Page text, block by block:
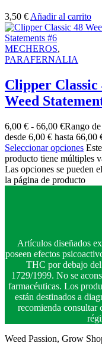
3,50 € Añadir al carrito
MECHEROS,
PARAFERNALIA
Clipper Classic
Weed
6,00 € - 66,00 €Rango
desde 6,00 € hasta 66,00
Seleccionar opciones Este
producto tiene múltiples
Las opciones se pueden
la página de producto
Artículos diseñados
poseen efectos
THC por debajo
1729/1999. No se
farmacéuticas. Los
están destinados a
recomienda consultar
Weed Passion, Grow